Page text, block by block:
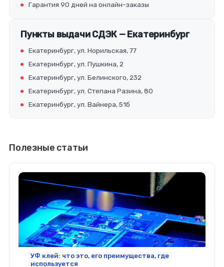
Гарантия 90 дней на онлайн-заказы
Пункты выдачи СДЭК — Екатеринбург
Екатеринбург, ул. Норильская, 77
Екатеринбург, ул. Пушкина, 2
Екатеринбург, ул. Белинского, 232
Екатеринбург, ул. Степана Разина, 80
Екатеринбург, ул. Вайнера, 51б
Полезные статьи
УФ клей: что это, его преимущества, где
используется